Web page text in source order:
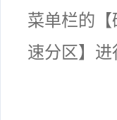
菜单栏的
速分区】进